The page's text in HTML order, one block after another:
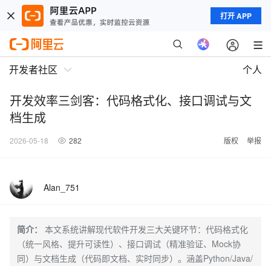
打开 APP
开发者社区 个人
开发效率三剑客：代码格式化、接口调试与文
档生成
2026-05-18 282 版权 举报
Alan_751
简介：
本文系统讲解现代软件开发三大关键环节：代码格式化
（统一风格、提升可读性）、接口调试（精准验证、Mock协
同）与文档生成（代码即文档、实时同步）。涵盖Python/Java/